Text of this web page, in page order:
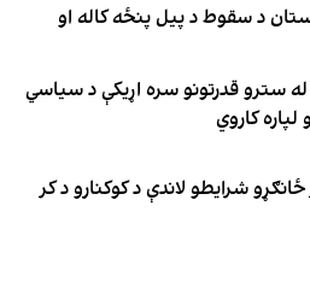
افغانستان د سقوط د پیل پنځه کاله او
سترو قدرتونو سره اړیکې د سیاسي
لپاره کاروي
ځانګړو شرایطو لاندې د کوکنارو د کر